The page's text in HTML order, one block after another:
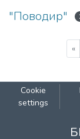
"Поводир"
«
Cookie
settings